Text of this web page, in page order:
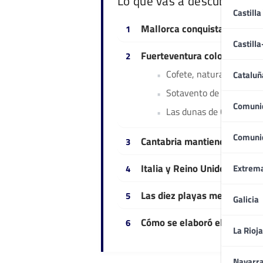
Castilla
Galicia
La Rioja
Mallorca conquista el
Fuerteventura coloca tres
Cofete, naturaleza
Sotavento de Jandía y
Las dunas de Corralejo
Cantabria mantiene su
Italia y Reino Unido
Las diez playas mejor
Cómo se elaboró el estudio